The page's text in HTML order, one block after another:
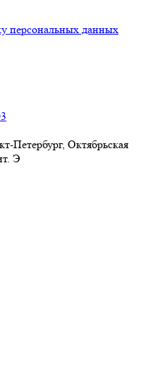
персональных данных
Петербург, Октябрьская
Э